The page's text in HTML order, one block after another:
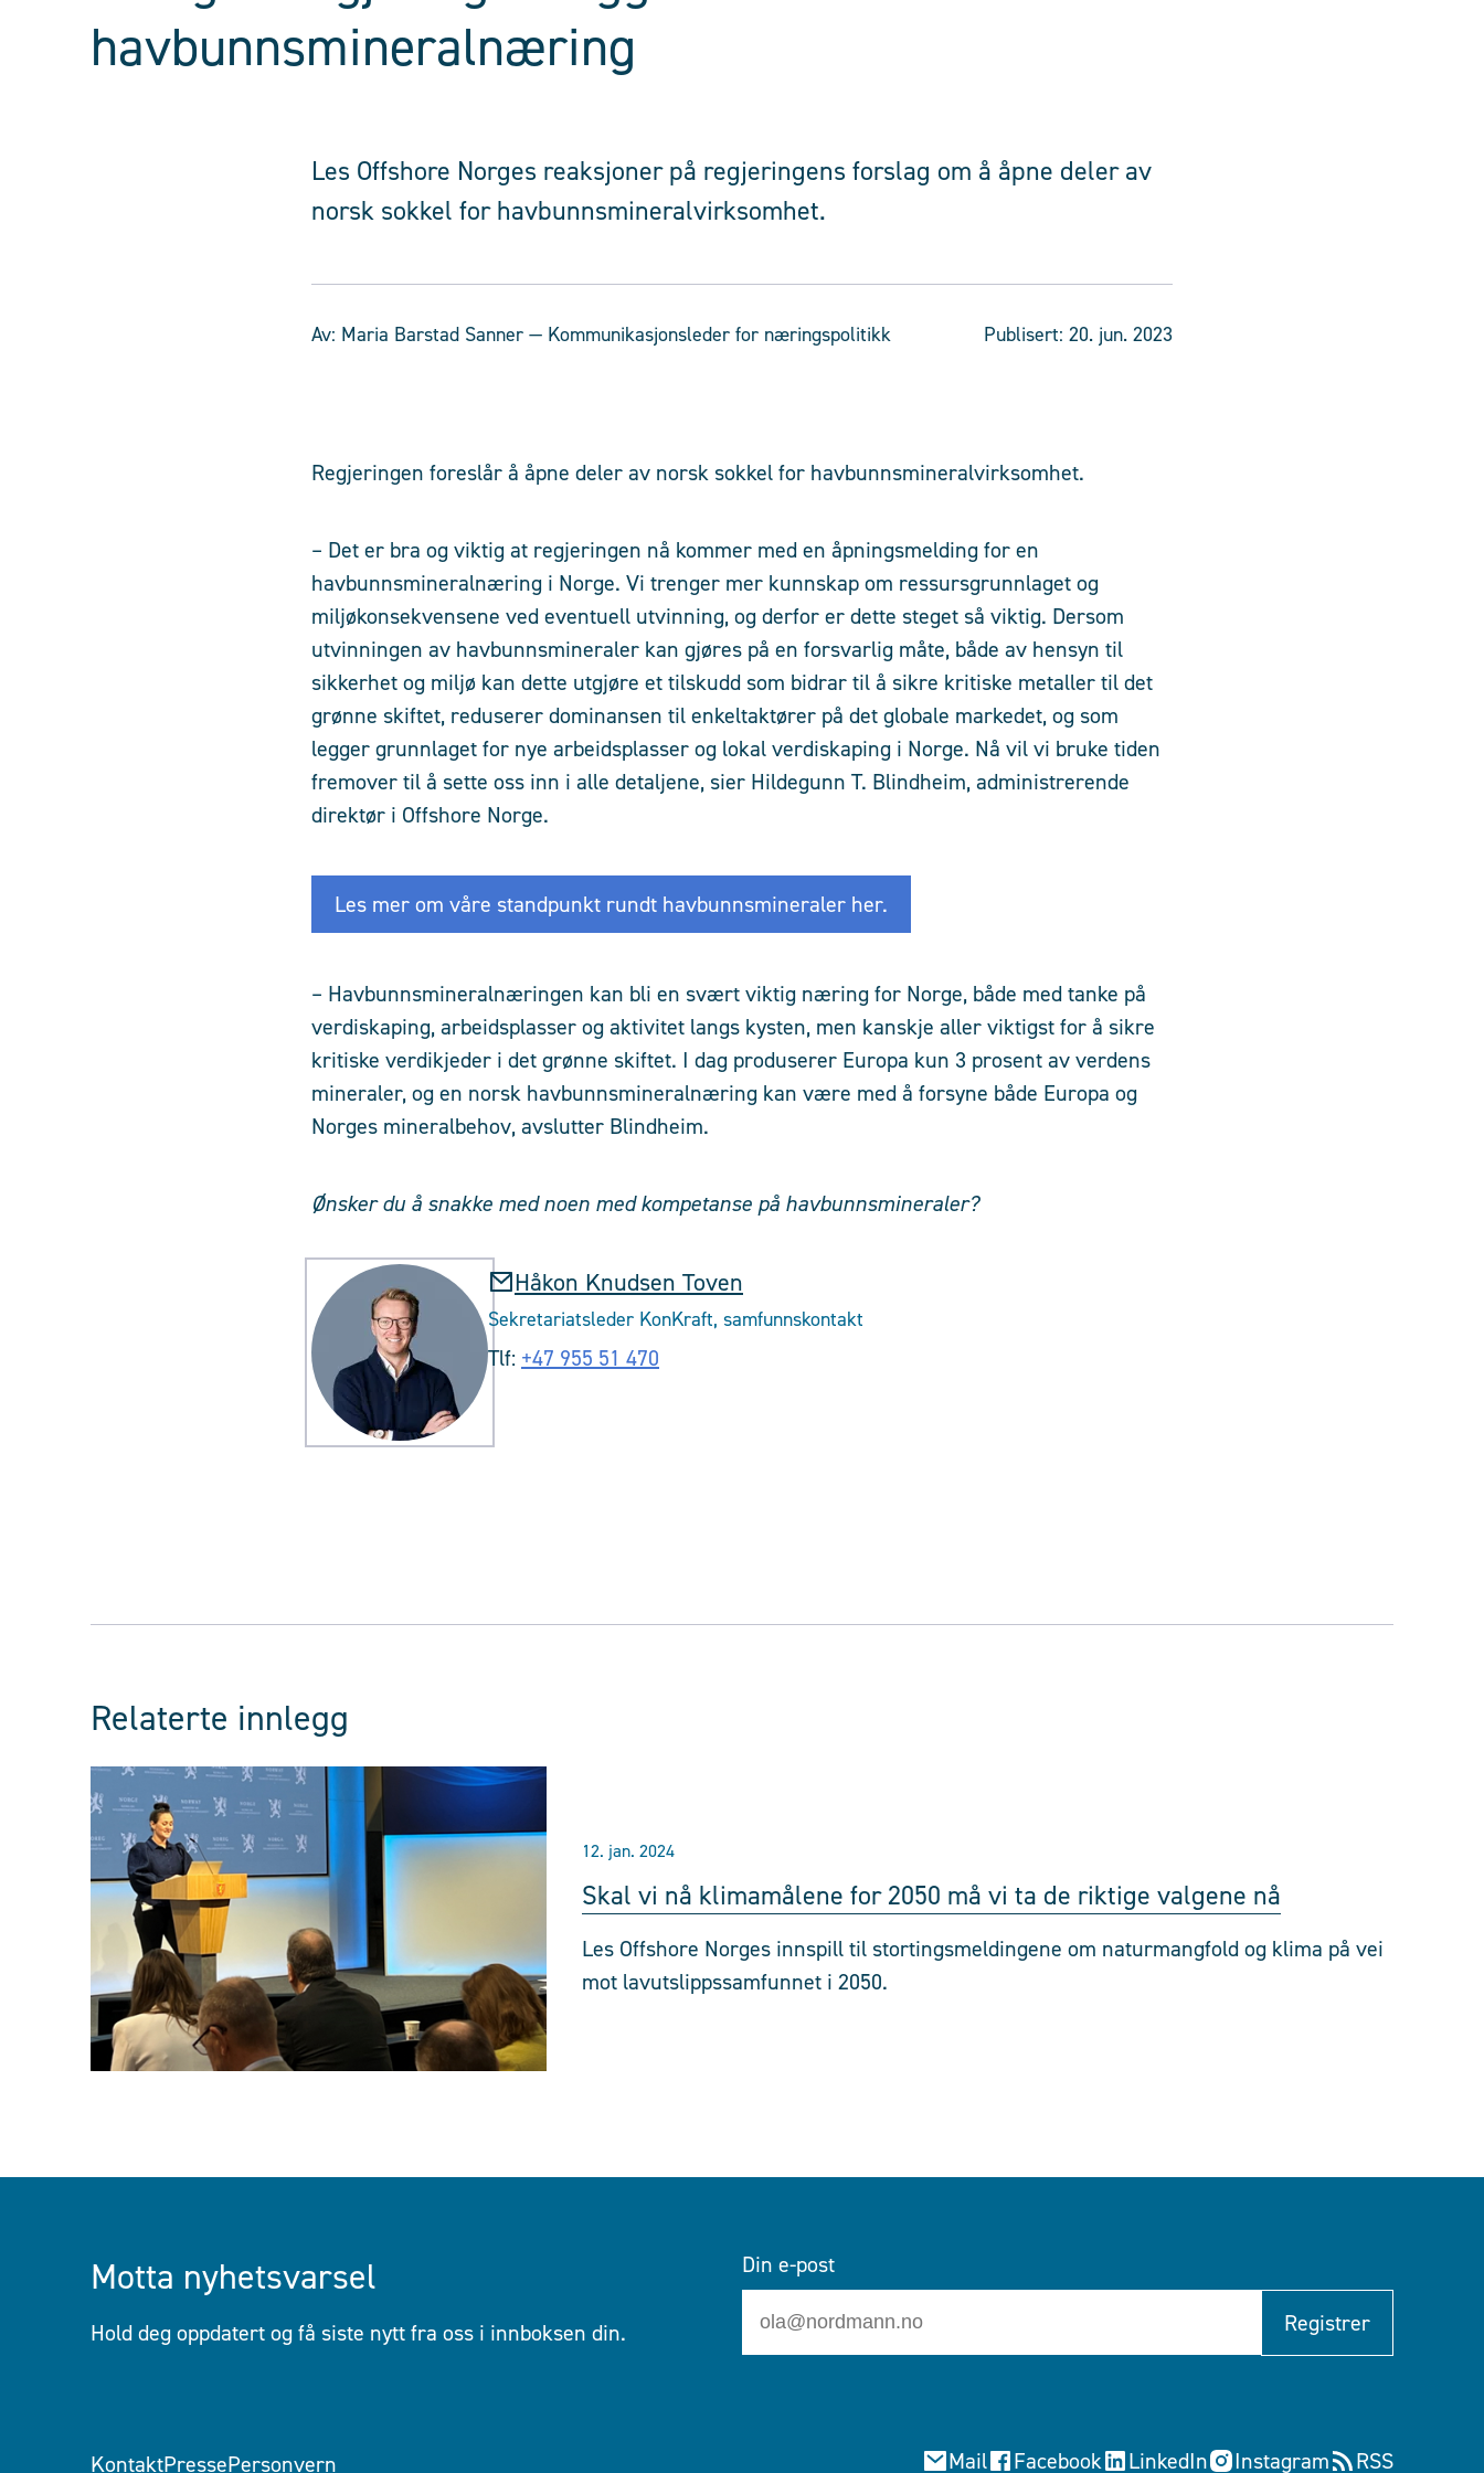
havbunnsmineralnæring
Les Offshore Norges reaksjoner på regjeringens forslag om å åpne deler av
norsk sokkel for havbunnsmineralvirksomhet.
Av: Maria Barstad Sanner — Kommunikasjonsleder for næringspolitikk Publisert: 20. jun. 2023
Regjeringen foreslår å åpne deler av norsk sokkel for havbunnsmineralvirksomhet.
– Det er bra og viktig at regjeringen nå kommer med en åpningsmelding for en
havbunnsmineralnæring i Norge. Vi trenger mer kunnskap om ressursgrunnlaget og
miljøkonsekvensene ved eventuell utvinning, og derfor er dette steget så viktig. Dersom
utvinningen av havbunnsmineraler kan gjøres på en forsvarlig måte, både av hensyn til
sikkerhet og miljø kan dette utgjøre et tilskudd som bidrar til å sikre kritiske metaller til det
grønne skiftet, reduserer dominansen til enkeltaktører på det globale markedet, og som
legger grunnlaget for nye arbeidsplasser og lokal verdiskaping i Norge. Nå vil vi bruke tiden
fremover til å sette oss inn i alle detaljene, sier Hildegunn T. Blindheim, administrerende
direktør i Offshore Norge.
Les mer om våre standpunkt rundt havbunnsmineraler her.
– Havbunnsmineralnæringen kan bli en svært viktig næring for Norge, både med tanke på
verdiskaping, arbeidsplasser og aktivitet langs kysten, men kanskje aller viktigst for å sikre
kritiske verdikjeder i det grønne skiftet. I dag produserer Europa kun 3 prosent av verdens
mineraler, og en norsk havbunnsmineralnæring kan være med å forsyne både Europa og
Norges mineralbehov, avslutter Blindheim.
Ønsker du å snakke med noen med kompetanse på havbunnsmineraler?
Håkon Knudsen Toven
Sekretariatsleder KonKraft, samfunnskontakt
Tlf: +47 955 51 470
Relaterte innlegg
12. jan. 2024
Skal vi nå klimamålene for 2050 må vi ta de riktige valgene nå
Les Offshore Norges innspill til stortingsmeldingene om naturmangfold og klima på vei
mot lavutslippssamfunnet i 2050.
Motta nyhetsvarsel
Hold deg oppdatert og få siste nytt fra oss i innboksen din.
Din e-post
Registrer
KontaktPressePersonvern Mail Facebook LinkedIn Instagram RSS